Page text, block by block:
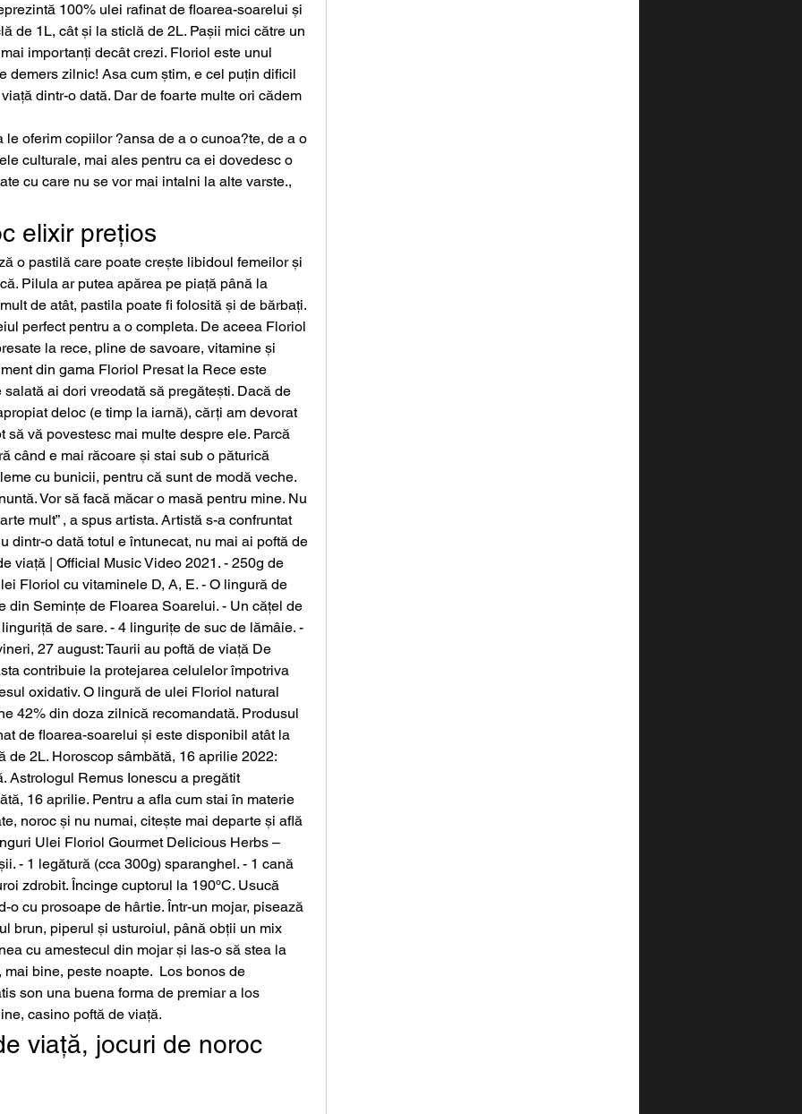
100% ulei rafinat de floarea-soarelui și
de 1L, cât și la sticlă de 2L. Pașii mici către un
importanți decât crezi. Floriol este unul
demers zilnic! Asa cum știm, e cel puțin dificil
dintr-o dată. Dar de foarte multe ori cădem
le oferim copiilor ?ansa de a o cunoa?te, de a o
culturale, mai ales pentru ca ei dovedesc o
cu care nu se vor mai intalni la alte varste.,
elixir prețios
o pastilă care poate crește libidoul femeilor și
Pilula ar putea apărea pe piață până la
de atât, pastila poate fi folosită și de bărbați.
perfect pentru a o completa. De aceea Floriol
la rece, pline de savoare, vitamine și
din gama Floriol Presat la Rece este
ai dori vreodată să pregătești. Dacă de
deloc (e timp la iarnă), cărți am devorat
să vă povestesc mai multe despre ele. Parcă
când e mai răcoare și stai sub o păturică
cu bunicii, pentru că sunt de modă veche.
Vor să facă măcar o masă pentru mine. Nu
mult” , a spus artista. Artistă s-a confruntat
dintr-o dată totul e întunecat, nu mai ai poftă de
viață | Official Music Video 2021. - 250g de
Floriol cu vitaminele D, A, E. - O lingură de
din Semințe de Floarea Soarelui. - Un cățel de
de sare. - 4 lingurițe de suc de lămâie. -
27 august: Taurii au poftă de viață De
contribuie la protejarea celulelor împotriva
oxidativ. O lingură de ulei Floriol natural
42% din doza zilnică recomandată. Produsul
de floarea-soarelui și este disponibil atât la
de 2L. Horoscop sâmbătă, 16 aprilie 2022:
Astrologul Remus Ionescu a pregătit
16 aprilie. Pentru a afla cum stai în materie
noroc și nu numai, citește mai departe și află
Ulei Floriol Gourmet Delicious Herbs –
- 1 legătură (cca 300g) sparanghel. - 1 cană
zdrobit. Încinge cuptorul la 190ºC. Usucă
o cu prosoape de hârtie. Într-un mojar, pisează
brun, piperul și usturoiul, până obții un mix
cu amestecul din mojar și las-o să stea la
bine, peste noapte.  Los bonos de
son una buena forma de premiar a los
casino poftă de viață.
viață, jocuri de noroc